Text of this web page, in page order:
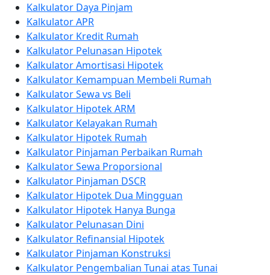
Kalkulator Daya Pinjam
Kalkulator APR
Kalkulator Kredit Rumah
Kalkulator Pelunasan Hipotek
Kalkulator Amortisasi Hipotek
Kalkulator Kemampuan Membeli Rumah
Kalkulator Sewa vs Beli
Kalkulator Hipotek ARM
Kalkulator Kelayakan Rumah
Kalkulator Hipotek Rumah
Kalkulator Pinjaman Perbaikan Rumah
Kalkulator Sewa Proporsional
Kalkulator Pinjaman DSCR
Kalkulator Hipotek Dua Mingguan
Kalkulator Hipotek Hanya Bunga
Kalkulator Pelunasan Dini
Kalkulator Refinansial Hipotek
Kalkulator Pinjaman Konstruksi
Kalkulator Pengembalian Tunai atas Tunai